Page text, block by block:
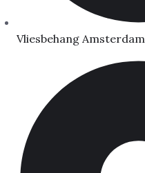
Vliesbehang Amsterdam